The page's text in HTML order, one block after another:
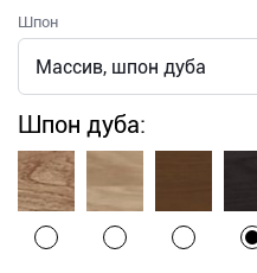
Шпон
Шпон дуба: